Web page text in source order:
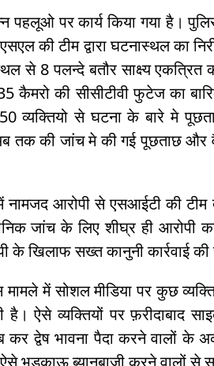
पहलूओ पर कार्य किया गया है।
की टीम द्वारा घटनास्थल का
से 8 पलन्दे बतौर साक्ष्य
कैमरो की सीसीटीवी फुटेज का
व्यक्तियो से घटना के बारे मे
की जांच मे की गई पूछताछ और
आरोपी से एसआईटी की टीम
जांच के लिए शीघ्र ही आरोपी
के खिलाफ सख्त कानुनी कार्रवाई की
में सोशल मीडिया पर कुछ
ऐसे व्यक्तियों पर फ़रीदाबाद
कर द्वेष भावना पैदा करने वालों के
भडकाऊ ब्यानबाजी करने वालों से